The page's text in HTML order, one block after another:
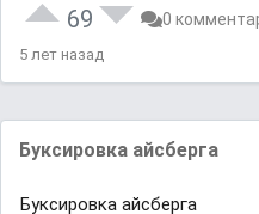
69 0
5 лет назад
Буксировка айсберга
Буксировка айсберга